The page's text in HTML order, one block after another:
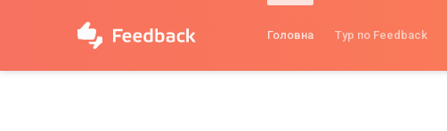
Головна Тур по Feedback